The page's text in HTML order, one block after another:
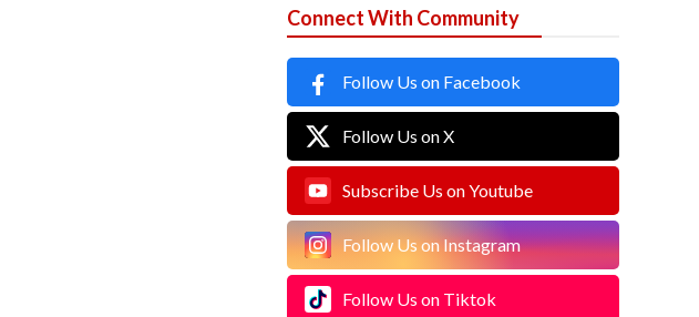
Connect With Community
Follow Us on Facebook
Follow Us on X
Subscribe Us on Youtube
Follow Us on Instagram
Follow Us on Tiktok